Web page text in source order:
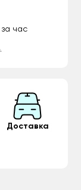
час
Доставка